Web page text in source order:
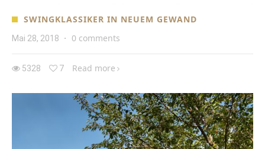
SWINGKLASSIKER IN NEUEM GEWAND
Mai 28, 2018 · 0 comments
5328 7 Read more